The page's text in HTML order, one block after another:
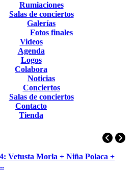
Rumiaciones
Salas de conciertos
Galerías
Fotos finales
Videos
Agenda
Logos
Colabora
Noticias
Conciertos
Salas de conciertos
Contacto
Tienda
Vetusta Morla + Niña Polaca +